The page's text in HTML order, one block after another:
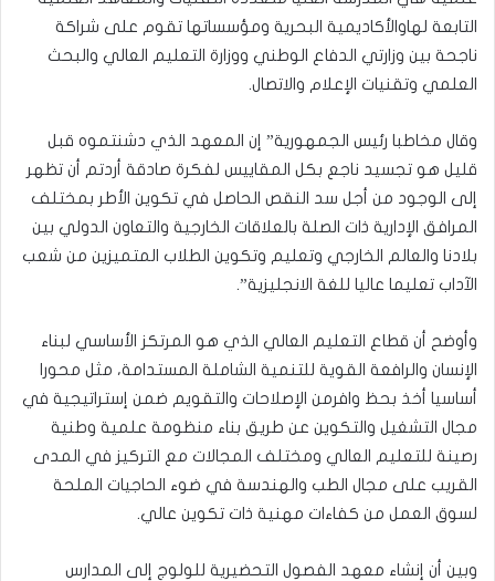
التابعة لهاوالأكاديمية البحرية ومؤسساتها تقوم على شراكة
ناجحة بين وزارتي الدفاع الوطني ووزارة التعليم العالي والبحث
العلمي وتقنيات الإعلام والاتصال.
وقال مخاطبا رئيس الجمهورية” إن المعهد الذي دشنتموه قبل
قليل هو تجسيد ناجع بكل المقاييس لفكرة صادقة أردتم أن تظهر
إلى الوجود من أجل سد النقص الحاصل في تكوين الأطر بمختلف
المرافق الإدارية ذات الصلة بالعلاقات الخارجية والتعاون الدولي بين
بلادنا والعالم الخارجي وتعليم وتكوين الطلاب المتميزين من شعب
الآداب تعليما عاليا للغة الانجليزية”.
وأوضح أن قطاع التعليم العالي الذي هو المرتكز الأساسي لبناء
الإنسان والرافعة القوية للتنمية الشاملة المستدامة، مثل محورا
أساسيا أخذ بحظ وافرمن الإصلاحات والتقويم ضمن إستراتيجية في
مجال التشغيل والتكوين عن طريق بناء منظومة علمية وطنية
رصينة للتعليم العالي ومختلف المجالات مع التركيز في المدى
القريب على مجال الطب والهندسة في ضوء الحاجيات الملحة
لسوق العمل من كفاءات مهنية ذات تكوين عالي.
وبين أن إنشاء معهد الفصول التحضيرية للولوج إلى المدارس